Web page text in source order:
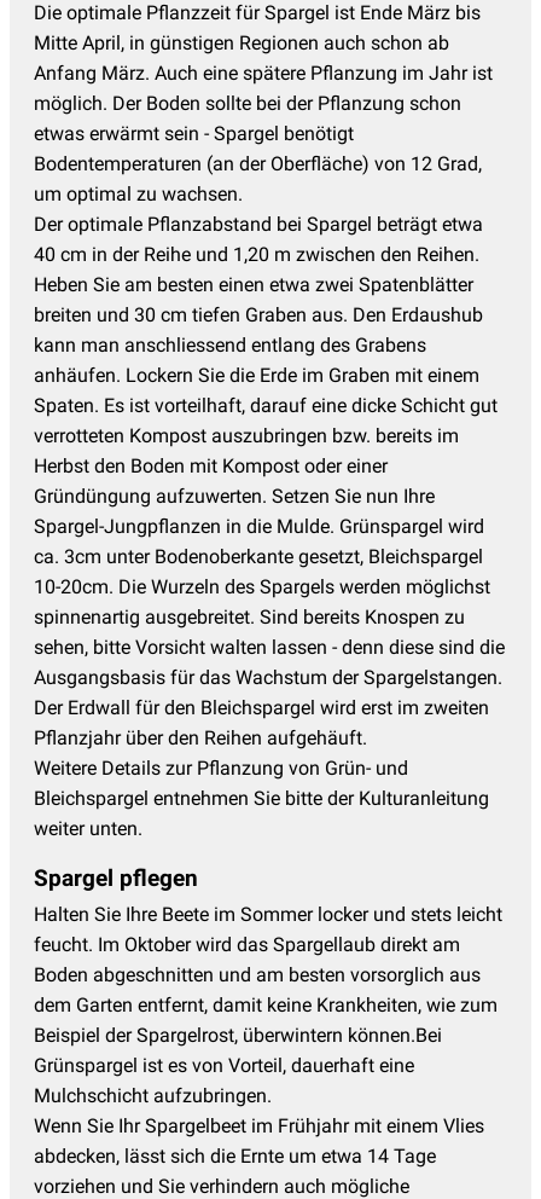
Die optimale Pflanzzeit für Spargel ist Ende März bis
Mitte April, in günstigen Regionen auch schon ab
Anfang März. Auch eine spätere Pflanzung im Jahr ist
möglich. Der Boden sollte bei der Pflanzung schon
etwas erwärmt sein - Spargel benötigt
Bodentemperaturen (an der Oberfläche) von 12 Grad,
um optimal zu wachsen.
Der optimale Pflanzabstand bei Spargel beträgt etwa
40 cm in der Reihe und 1,20 m zwischen den Reihen.
Heben Sie am besten einen etwa zwei Spatenblätter
breiten und 30 cm tiefen Graben aus. Den Erdaushub
kann man anschliessend entlang des Grabens
anhäufen. Lockern Sie die Erde im Graben mit einem
Spaten. Es ist vorteilhaft, darauf eine dicke Schicht gut
verrotteten Kompost auszubringen bzw. bereits im
Herbst den Boden mit Kompost oder einer
Gründüngung aufzuwerten. Setzen Sie nun Ihre
Spargel-Jungpflanzen in die Mulde. Grünspargel wird
ca. 3cm unter Bodenoberkante gesetzt, Bleichspargel
10-20cm. Die Wurzeln des Spargels werden möglichst
spinnenartig ausgebreitet. Sind bereits Knospen zu
sehen, bitte Vorsicht walten lassen - denn diese sind die
Ausgangsbasis für das Wachstum der Spargelstangen.
Der Erdwall für den Bleichspargel wird erst im zweiten
Pflanzjahr über den Reihen aufgehäuft.
Weitere Details zur Pflanzung von Grün- und
Bleichspargel entnehmen Sie bitte der Kulturanleitung
weiter unten.
Spargel pflegen
Halten Sie Ihre Beete im Sommer locker und stets leicht
feucht. Im Oktober wird das Spargellaub direkt am
Boden abgeschnitten und am besten vorsorglich aus
dem Garten entfernt, damit keine Krankheiten, wie zum
Beispiel der Spargelrost, überwintern können.Bei
Grünspargel ist es von Vorteil, dauerhaft eine
Mulchschicht aufzubringen.
Wenn Sie Ihr Spargelbeet im Frühjahr mit einem Vlies
abdecken, lässt sich die Ernte um etwa 14 Tage
vorziehen und Sie verhindern auch mögliche